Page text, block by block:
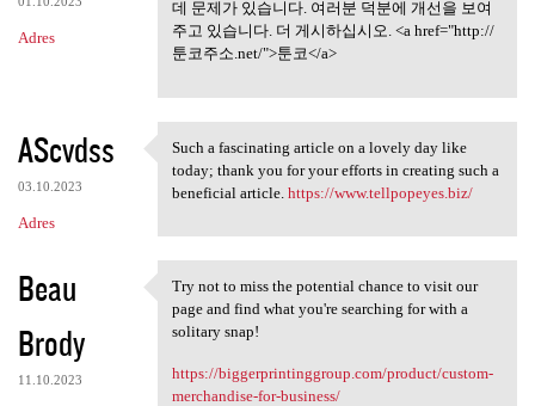
Adres
모두 훌륭했습니다.
데 문제가 있습니다. 여러분 덕분에 개선을 보여
주고 있습니다. 더 게시하십시오. <a href="http://
툰코주소.net/">툰코</a>
AScvdss
03.10.2023
Adres
Such a fascinating article on
Such a fascinating article on a lovely day like
today; thank you for your efforts in creating such a
beneficial article. https://www.tellpopeyes.biz/
Beau
Brody
11.10.2023
Try not to miss the potential
Try not to miss the potential chance to visit our
page and find what you're searching for with a
solitary snap!
https://biggerprintinggroup.com/product/custom-
merchandise-for-business/